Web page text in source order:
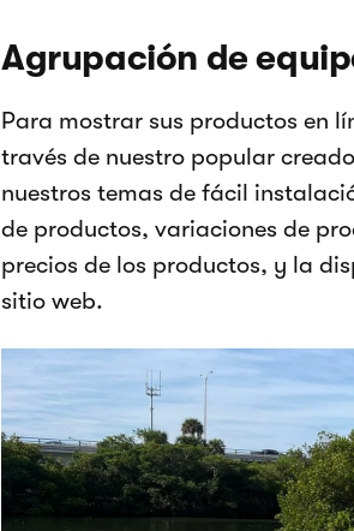
Agrupación de
Para mostrar sus productos en
través de nuestro popular
nuestros temas de fácil
de productos, variaciones de
precios de los productos, y la
sitio web.